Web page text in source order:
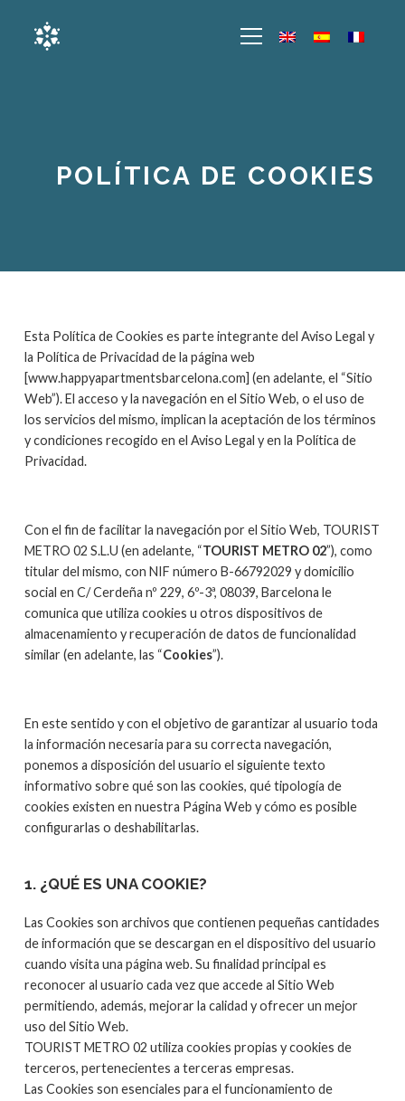
POLÍTICA DE COOKIES
Esta Política de Cookies es parte integrante del Aviso Legal y
la Política de Privacidad de la página web
[www.happyapartmentsbarcelona.com] (en adelante, el “Sitio
Web”). El acceso y la navegación en el Sitio Web, o el uso de
los servicios del mismo, implican la aceptación de los términos
y condiciones recogido en el Aviso Legal y en la Política de
Privacidad.
Con el fin de facilitar la navegación por el Sitio Web, TOURIST
METRO 02 S.L.U (en adelante, “TOURIST METRO 02”), como
titular del mismo, con NIF número B-66792029 y domicilio
social en C/ Cerdeña nº 229, 6º-3ª, 08039, Barcelona le
comunica que utiliza cookies u otros dispositivos de
almacenamiento y recuperación de datos de funcionalidad
similar (en adelante, las “Cookies”).
En este sentido y con el objetivo de garantizar al usuario toda
la información necesaria para su correcta navegación,
ponemos a disposición del usuario el siguiente texto
informativo sobre qué son las cookies, qué tipología de
cookies existen en nuestra Página Web y cómo es posible
configurarlas o deshabilitarlas.
1. ¿QUÉ ES UNA COOKIE?
Las Cookies son archivos que contienen pequeñas cantidades
de información que se descargan en el dispositivo del usuario
cuando visita una página web. Su finalidad principal es
reconocer al usuario cada vez que accede al Sitio Web
permitiendo, además, mejorar la calidad y ofrecer un mejor
uso del Sitio Web.
TOURIST METRO 02 utiliza cookies propias y cookies de
terceros, pertenecientes a terceras empresas.
Las Cookies son esenciales para el funcionamiento de